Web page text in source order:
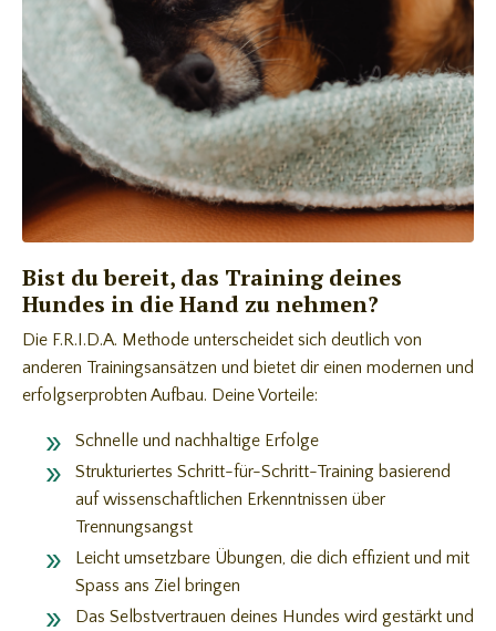
Bist du bereit, das Training deines
Hundes in die Hand zu nehmen?
Die F.R.I.D.A. Methode unterscheidet sich deutlich von
anderen Trainingsansätzen und bietet dir einen modernen und
erfolgserprobten Aufbau. Deine Vorteile:
Schnelle und nachhaltige Erfolge
Strukturiertes Schritt-für-Schritt-Training basierend
auf wissenschaftlichen Erkenntnissen über
Trennungsangst
Leicht umsetzbare Übungen, die dich effizient und mit
Spass ans Ziel bringen
Das Selbstvertrauen deines Hundes wird gestärkt und